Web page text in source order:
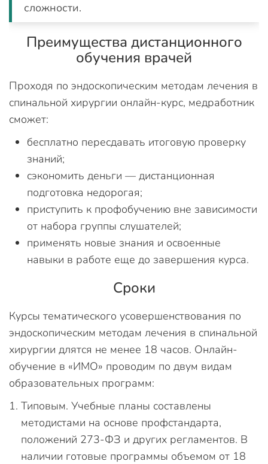
сложности.
Преимущества дистанционного
обучения врачей
Проходя по эндоскопическим методам лечения в
спинальной хирургии онлайн-курс, медработник
сможет:
бесплатно пересдавать итоговую проверку
знаний;
сэкономить деньги — дистанционная
подготовка недорогая;
приступить к профобучению вне зависимости
от набора группы слушателей;
применять новые знания и освоенные
навыки в работе еще до завершения курса.
Сроки
Курсы тематического усовершенствования по
эндоскопическим методам лечения в спинальной
хирургии длятся не менее 18 часов. Онлайн-
обучение в «ИМО» проводим по двум видам
образовательных программ:
Типовым. Учебные планы составлены
методистами на основе профстандарта,
положений 273-ФЗ и других регламентов. В
наличии готовые программы объемом от 18